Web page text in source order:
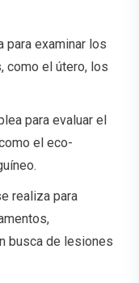
para examinar los
como el útero, los
para evaluar el
el eco-
realiza para
busca de lesiones